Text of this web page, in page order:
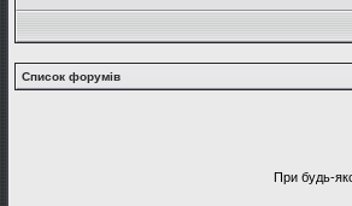
Список форумів
При будь-